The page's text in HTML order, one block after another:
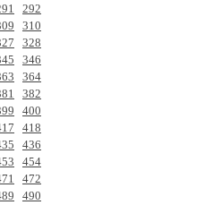
292
310
328
346
364
382
400
418
436
454
472
490